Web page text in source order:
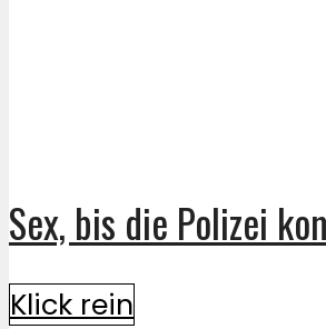
Sex, bis die Polizei
Klick rein